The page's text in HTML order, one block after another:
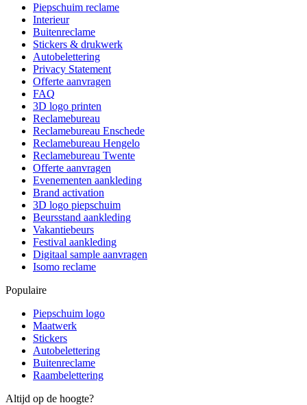
Piepschuim reclame
Interieur
Buitenreclame
Stickers & drukwerk
Autobelettering
Privacy Statement
Offerte aanvragen
FAQ
3D logo printen
Reclamebureau
Reclamebureau Enschede
Reclamebureau Hengelo
Reclamebureau Twente
Offerte aanvragen
Evenementen aankleding
Brand activation
3D logo piepschuim
Beursstand aankleding
Vakantiebeurs
Festival aankleding
Digitaal sample aanvragen
Isomo reclame
Populaire
Piepschuim logo
Maatwerk
Stickers
Autobelettering
Buitenreclame
Raambelettering
Altijd op de hoogte?